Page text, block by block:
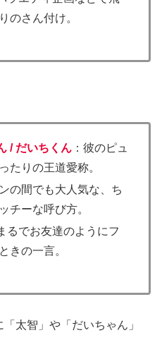
のさん付け。
/ だいちくん ：彼のピュ
たりの王道愛称。
の間でも大人気な、ち
チーな呼び方。
るでお友達のようにフ
きの一言。
太智」や「だいちゃん」